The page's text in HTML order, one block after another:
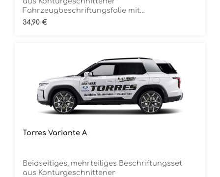
Fahrzeugbeschriftungsfolie mit
ÜbertragungstapeDie Folie ist Rückstandsfrei
Regulärer Preis:
34,90 €
Torres Variante A
Beidseitiges, mehrteiliges Beschriftungsset
aus Konturgeschnittener